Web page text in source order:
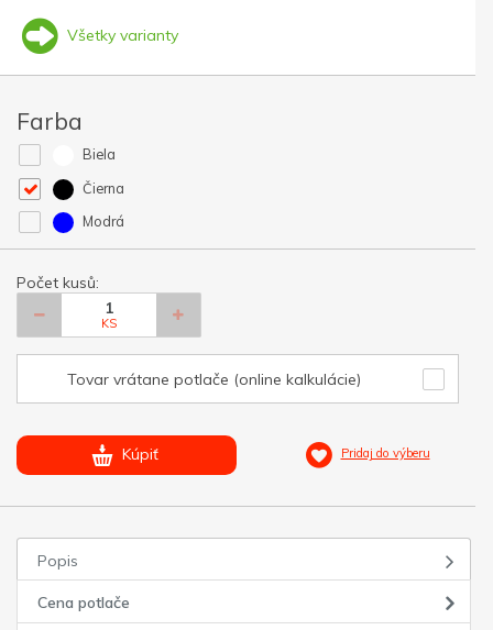
Všetky varianty
Farba
Biela
Čierna
Modrá
Počet kusů:
KS
Tovar vrátane potlače (online kalkulácie)
Kúpiť Pridaj do výberu
Popis
Cena potlače